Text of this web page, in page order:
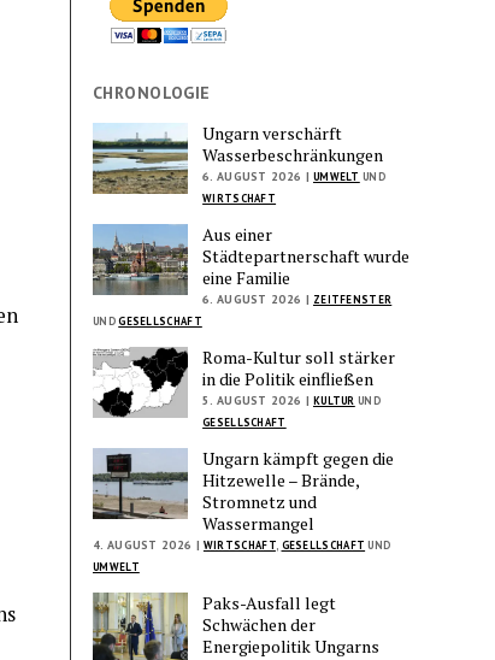
CHRONOLOGIE
Ungarn verschärft
Wasserbeschränkungen
6. AUGUST 2026 | UMWELT UND
WIRTSCHAFT
Aus einer
Städtepartnerschaft wurde
eine Familie
6. AUGUST 2026 | ZEITFENSTER
UNDGESELLSCHAFT
Roma-Kultur soll stärker
in die Politik einfließen
5. AUGUST 2026 | KULTUR UND
GESELLSCHAFT
Ungarn kämpft gegen die
Hitzewelle – Brände,
Stromnetz und
Wassermangel
4. AUGUST 2026 | WIRTSCHAFT, GESELLSCHAFT UND
UMWELT
Paks-Ausfall legt
Schwächen der
Energiepolitik Ungarns